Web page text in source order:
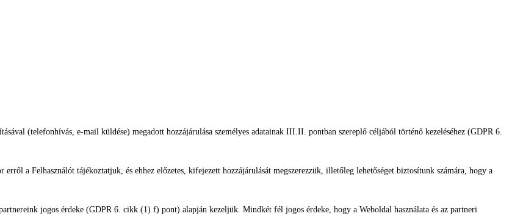
(telefonhívás, e-mail küldése) megadott hozzájárulása személyes adatainak III.II. pontban szereplő céljából történő kezeléséhez (GDPR 6.
a Felhasználót tájékoztatjuk, és ehhez előzetes, kifejezett hozzájárulását megszerezzük, illetőleg lehetőséget biztosítunk számára, hogy a
jogos érdeke (GDPR 6. cikk (1) f) pont) alapján kezeljük. Mindkét fél jogos érdeke, hogy a Weboldal használata és az partneri